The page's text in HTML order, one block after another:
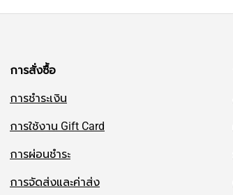
การสั่งซื้อ
การชำระเงิน
การใช้งาน Gift Card
การผ่อนชำระ
การจัดส่งและค่าส่ง